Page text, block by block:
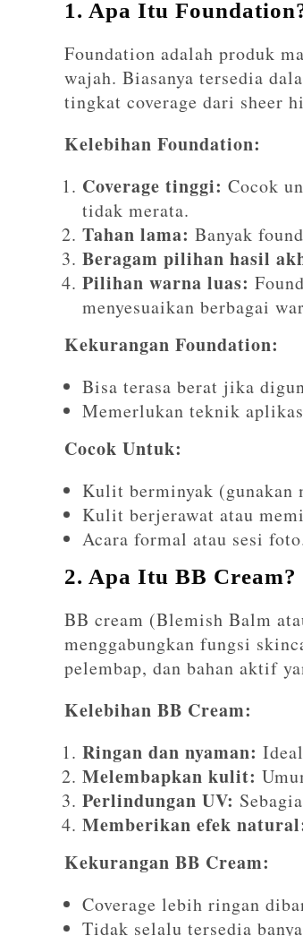
1. Apa Itu
Foundation adalah produk
wajah. Biasanya tersedia
tingkat coverage dari sheer
Kelebihan Foundation:
Coverage tinggi: Cocok
tidak merata.
Tahan lama: Banyak
Beragam pilihan hasil
Pilihan warna luas:
menyesuaikan berbagai
Kekurangan Foundation:
Bisa terasa berat jika
Memerlukan teknik
Cocok Untuk:
Kulit berminyak (gunakan
Kulit berjerawat atau
Acara formal atau sesi
2. Apa Itu BB Cream?
BB cream (Blemish Balm
menggabungkan fungsi
pelembap, dan bahan aktif
Kelebihan BB Cream:
Ringan dan nyaman:
Melembapkan kulit:
Perlindungan UV:
Memberikan efek
Kekurangan BB Cream:
Coverage lebih ringan
Tidak selalu tersedia